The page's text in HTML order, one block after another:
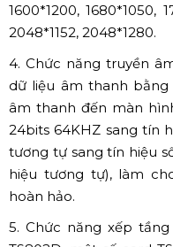
1600*1200, 1680*1050,
2048*1152, 2048*1280.
4. Chức năng truyền
dữ liệu âm thanh
âm thanh đến màn
24bits 64KHZ sang tín
tương tự sang tín hiệu
hiệu tương tự), làm
hoàn hảo.
5. Chức năng xếp